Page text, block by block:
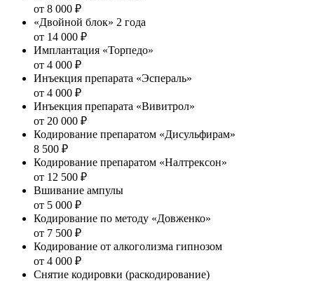
от 8 000 ₽
«Двойной блок» 2 года
от 14 000 ₽
Имплантация «Торпедо»
от 4 000 ₽
Инъекция препарата «Эспераль»
от 4 000 ₽
Инъекция препарата «Вивитрол»
от 20 000 ₽
Кодирование препаратом «Дисульфирам»
8 500 ₽
Кодирование препаратом «Налтрексон»
от 12 500 ₽
Вшивание ампулы
от 5 000 ₽
Кодирование по методу «Довженко»
от 7 500 ₽
Кодирование от алкоголизма гипнозом
от 4 000 ₽
Снятие кодировки (раскодирование)